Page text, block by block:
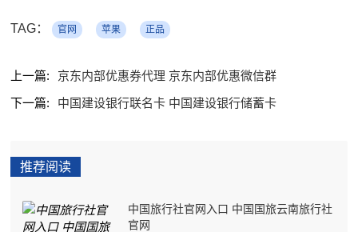
TAG： 官网 苹果 正品
上一篇:
京东内部优惠券代理 京东内部优惠微信群
下一篇:
中国建设银行联名卡 中国建设银行储蓄卡
推荐阅读
中国旅行社官网入口 中国国旅云南旅行社
官网